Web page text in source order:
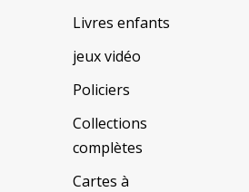
Livres enfants
jeux vidéo
Policiers
Collections
complètes
Cartes à